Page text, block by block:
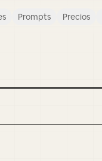
Prompts Precios